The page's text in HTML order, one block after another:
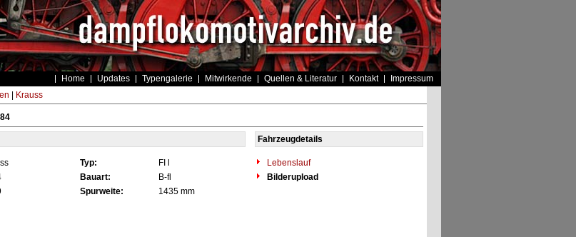
Home Updates Typengalerie Mitwirkende Quellen & Literatur Kontakt Impressum
Krauss
Fahrzeugdetails
Typ: FI l
Lebenslauf
Bauart: B-fl
Bilderupload
Spurweite: 1435 mm